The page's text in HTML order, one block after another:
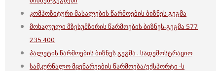
კომპოზიტური მასალების წარმოების ბიზნეს გეგმა
მოხალული მზესუმზირის წარმოების ბიზნეს-გეგმა 577
235 400
პალეტის წარმოების ბიზნეს გეგმა . სადემოსტრაციო
სამკურნალო მცენარეების წარმოება/ექსპორტი -ს